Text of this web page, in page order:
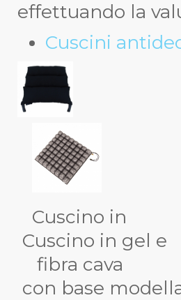
effettuando la
Cuscini
Cuscino in
fibra
con base